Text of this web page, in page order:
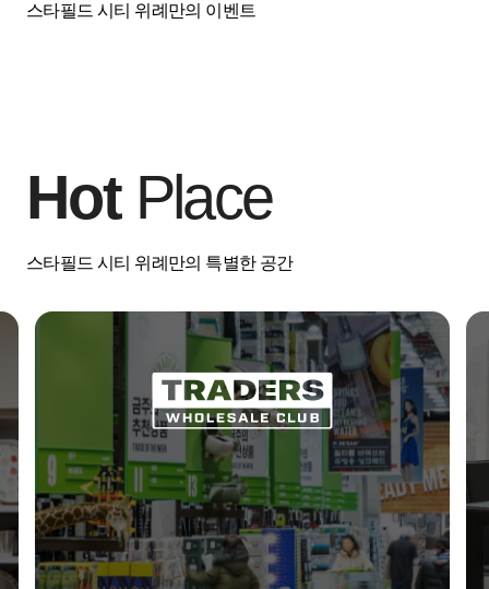
스타필드 시티 위례만의 이벤트
HotPlace
스타필드 시티 위례만의 특별한 공간